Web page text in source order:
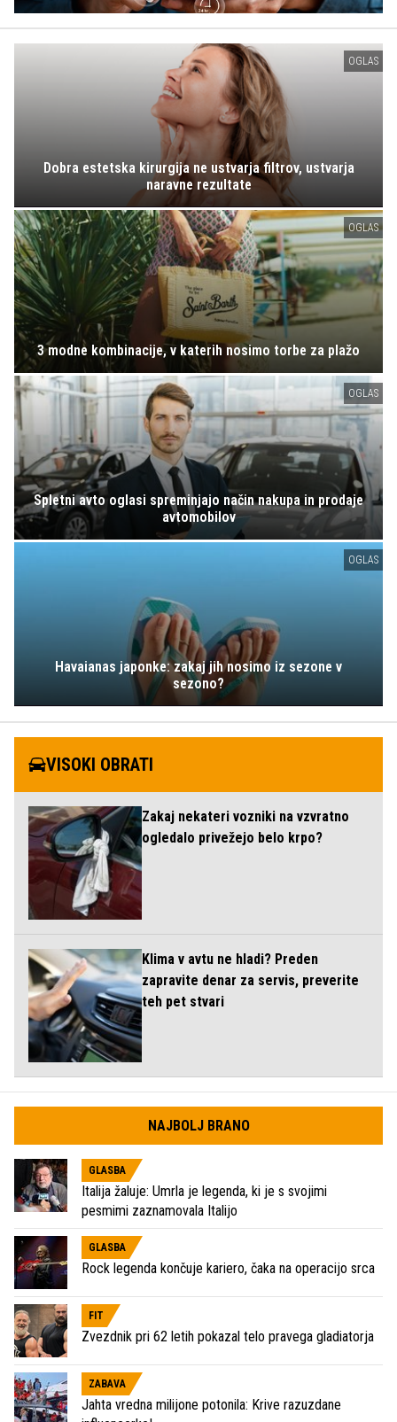
OGLAS
Dobra estetska kirurgija ne ustvarja filtrov, ustvarja
naravne rezultate
OGLAS
3 modne kombinacije, v katerih nosimo torbe za plažo
OGLAS
Spletni avto oglasi spreminjajo način nakupa in prodaje
avtomobilov
OGLAS
Havaianas japonke: zakaj jih nosimo iz sezone v
sezono?
VISOKI OBRATI
Zakaj nekateri vozniki na vzvratno
ogledalo privežejo belo krpo?
Klima v avtu ne hladi? Preden
zapravite denar za servis, preverite
teh pet stvari
NAJBOLJ BRANO
GLASBA
Italija žaluje: Umrla je legenda, ki je s svojimi
pesmimi zaznamovala Italijo
GLASBA
Rock legenda končuje kariero, čaka na operacijo srca
FIT
Zvezdnik pri 62 letih pokazal telo pravega gladiatorja
ZABAVA
Jahta vredna milijone potonila: Krive razuzdane